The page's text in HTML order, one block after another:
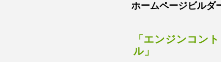
ホームページビルダ
「エンジンコン
ル」